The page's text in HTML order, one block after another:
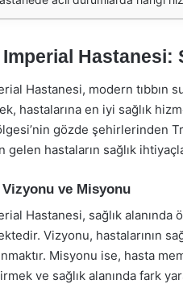
Hastanesi:
Hastanesi, modern
hastalarına en iyi sağlık
gözde şehirlerinden
hastaların sağlık
ve Misyonu
Hastanesi, sağlık
Vizyonu, hastalarının
Misyonu ise, hasta
ve sağlık alanında fark